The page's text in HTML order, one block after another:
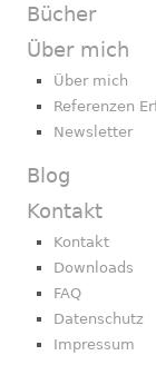
Bücher
Über mich
Über mich
Referenzen
Newsletter
Blog
Kontakt
Kontakt
Downloads
FAQ
Datenschutz
Impressum